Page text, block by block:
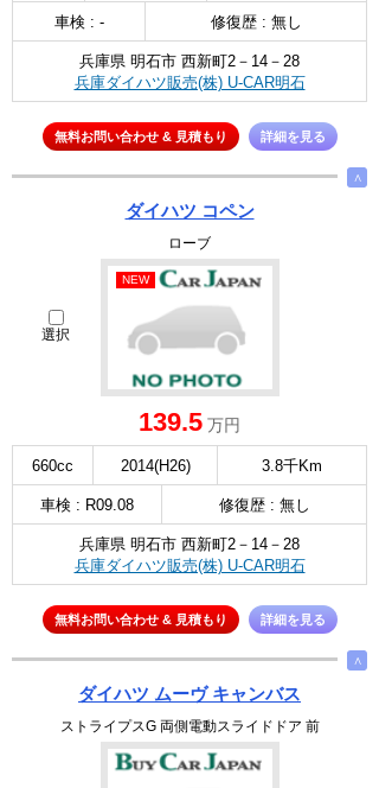
車検 : - 修復歴 : 無し
兵庫県 明石市 西新町2－14－28
兵庫ダイハツ販売(株) U-CAR明石
無料お問い合わせ & 見積もり 詳細を見る
∧
ダイハツ コペン
ローブ
選択
NEW
139.5 万円
660cc 2014(H26) 3.8千Km
車検 : R09.08 修復歴 : 無し
兵庫県 明石市 西新町2－14－28
兵庫ダイハツ販売(株) U-CAR明石
無料お問い合わせ & 見積もり 詳細を見る
∧
ダイハツ ムーヴ キャンバス
ストライプスG 両側電動スライドドア 前